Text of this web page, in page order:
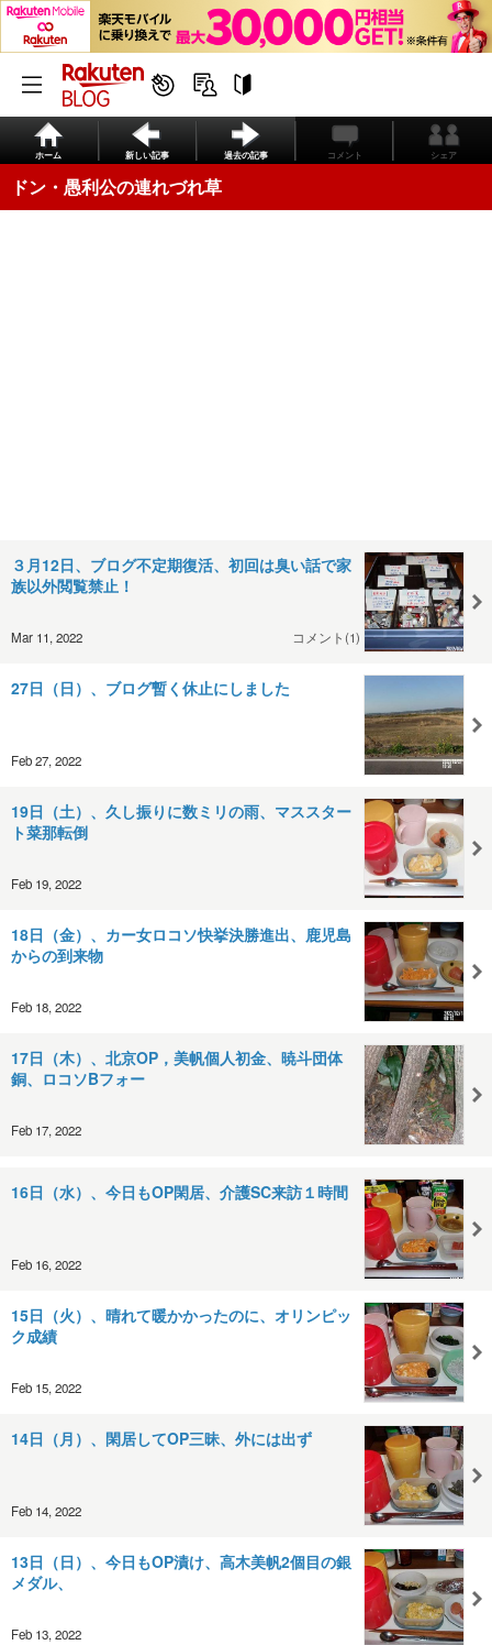
ホーム 新しい記事 過去の記事 コメント シェア
ドン・愚利公の連れづれ草
３月12日、ブログ不定期復活、初回は臭い話で家
族以外閲覧禁止！
Mar 11, 2022 コメント(1)
27日（日）、ブログ暫く休止にしました
Feb 27, 2022
19日（土）、久し振りに数ミリの雨、マススター
ト菜那転倒
Feb 19, 2022
18日（金）、カー女ロコソ快挙決勝進出、鹿児島
からの到来物
Feb 18, 2022
17日（木）、北京OP，美帆個人初金、暁斗団体
銅、ロコソBフォー
Feb 17, 2022
16日（水）、今日もOP閑居、介護SC来訪１時間
Feb 16, 2022
15日（火）、晴れて暖かかったのに、オリンピッ
ク成績
Feb 15, 2022
14日（月）、閑居してOP三昧、外には出ず
Feb 14, 2022
13日（日）、今日もOP漬け、高木美帆2個目の銀
メダル、
Feb 13, 2022